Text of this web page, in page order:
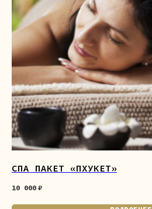
СПА ПАКЕТ «ПХУКЕТ»
10 000 ₽